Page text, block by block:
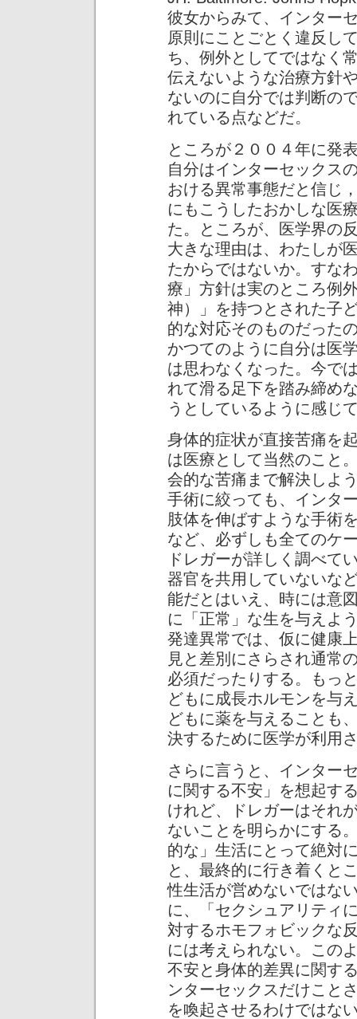
彼女からみて、インター
原則にことごとく違反し
ち、例外としてではなく
伝えないような治療方針
ないのに自分では判断の
れている点などだ。
ところが２００４年に発
自分はインターセックス
おける異常事態だと信じ
にもこうしたおかしな医
た。ところが、医学界の
大きな理由は、わたしが
たからではないか。すな
療」方針は実のところ例
神）」を持つとされた子
的な対応そのものだった
かつてのように自分は医
は思わなくなった。今で
れて滑る足下を踏み締め
うとしているように感じ
身体的症状が直接苦痛を
は医療として当然のこと
会的な苦痛まで解決しよ
手術に絞っても、インタ
肢体を伸ばすような手術
など、必ずしも全てのケ
ドレガーが詳しく調べて
器官を共用していないな
能だとはいえ、時には意
に「正常」な生を与えよ
発達異常では、仮に健康
見と差別にさらされ通常
必須だったりする。もっ
どもに成長ホルモンを与
どもに薬を与えることも
決するために医学が利用
さらに言うと、インター
に関する不安」を想起す
けれど、ドレガーはそれ
ないことを明らかにする
的な」生活にとって絶対
と、最終的に行き着くと
性生活が営めないではな
に、「セクシュアリティ
対するホモフォビックな
には考えられない。この
不安と身体的差異に関す
ンターセックスだけこと
を喚起させるわけではな